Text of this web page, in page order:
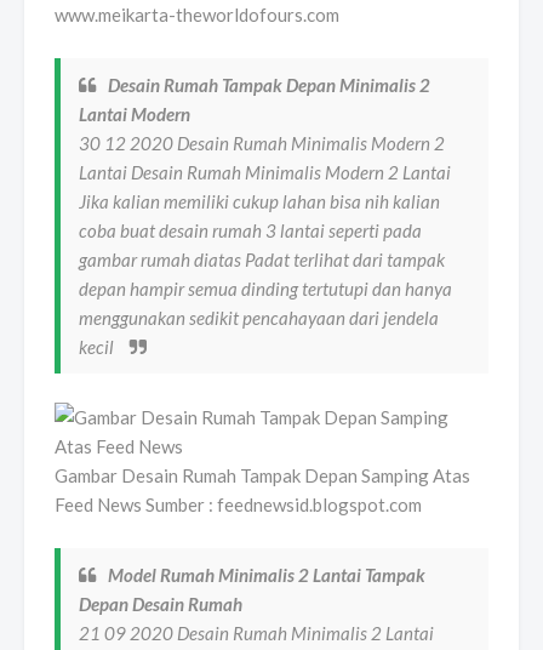
www.meikarta-theworldofours.com
Desain Rumah Tampak Depan Minimalis 2
Lantai Modern
30 12 2020 Desain Rumah Minimalis Modern 2
Lantai Desain Rumah Minimalis Modern 2 Lantai
Jika kalian memiliki cukup lahan bisa nih kalian
coba buat desain rumah 3 lantai seperti pada
gambar rumah diatas Padat terlihat dari tampak
depan hampir semua dinding tertutupi dan hanya
menggunakan sedikit pencahayaan dari jendela
kecil
Gambar Desain Rumah Tampak Depan Samping Atas
Feed News Sumber : feednewsid.blogspot.com
Model Rumah Minimalis 2 Lantai Tampak
Depan Desain Rumah
21 09 2020 Desain Rumah Minimalis 2 Lantai